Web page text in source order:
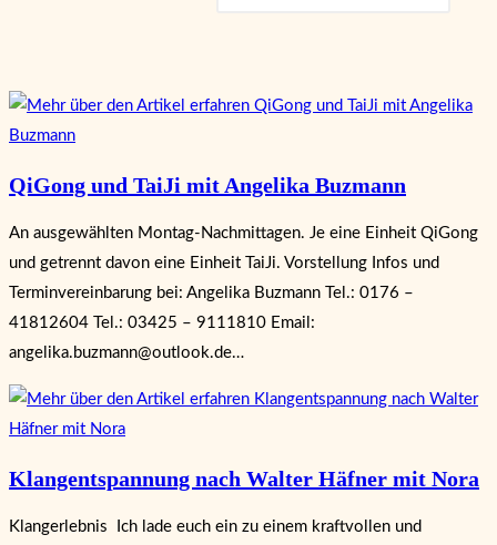
QiGong und TaiJi mit Angelika Buzmann
An ausgewählten Montag-Nachmittagen. Je eine Einheit QiGong
und getrennt davon eine Einheit TaiJi. Vorstellung Infos und
Terminvereinbarung bei: Angelika Buzmann Tel.: 0176 –
41812604 Tel.: 03425 – 9111810 Email:
angelika.buzmann@outlook.de…
Klangentspannung nach Walter Häfner mit Nora
Klangerlebnis Ich lade euch ein zu einem kraftvollen und